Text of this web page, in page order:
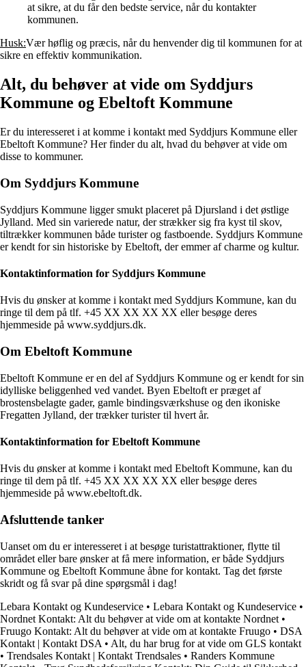
at sikre, at du får den bedste service, når du kontakter
kommunen.
Husk:Vær høflig og præcis, når du henvender dig til kommunen for at
sikre en effektiv kommunikation.
Alt, du behøver at vide om Syddjurs
Kommune og Ebeltoft Kommune
Er du interesseret i at komme i kontakt med Syddjurs Kommune eller
Ebeltoft Kommune? Her finder du alt, hvad du behøver at vide om
disse to kommuner.
Om Syddjurs Kommune
Syddjurs Kommune ligger smukt placeret på Djursland i det østlige
Jylland. Med sin varierede natur, der strækker sig fra kyst til skov,
tiltrækker kommunen både turister og fastboende. Syddjurs Kommune
er kendt for sin historiske by Ebeltoft, der emmer af charme og kultur.
Kontaktinformation for Syddjurs Kommune
Hvis du ønsker at komme i kontakt med Syddjurs Kommune, kan du
ringe til dem på tlf. +45 XX XX XX XX eller besøge deres
hjemmeside på www.syddjurs.dk.
Om Ebeltoft Kommune
Ebeltoft Kommune er en del af Syddjurs Kommune og er kendt for sin
idylliske beliggenhed ved vandet. Byen Ebeltoft er præget af
brostensbelagte gader, gamle bindingsværkshuse og den ikoniske
Fregatten Jylland, der trækker turister til hvert år.
Kontaktinformation for Ebeltoft Kommune
Hvis du ønsker at komme i kontakt med Ebeltoft Kommune, kan du
ringe til dem på tlf. +45 XX XX XX XX eller besøge deres
hjemmeside på www.ebeltoft.dk.
Afsluttende tanker
Uanset om du er interesseret i at besøge turistattraktioner, flytte til
området eller bare ønsker at få mere information, er både Syddjurs
Kommune og Ebeltoft Kommune åbne for kontakt. Tag det første
skridt og få svar på dine spørgsmål i dag!
Lebara Kontakt og Kundeservice • Lebara Kontakt og Kundeservice •
Nordnet Kontakt: Alt du behøver at vide om at kontakte Nordnet •
Fruugo Kontakt: Alt du behøver at vide om at kontakte Fruugo • DSA
Kontakt | Kontakt DSA • Alt, du har brug for at vide om GLS kontakt
• Trendsales Kontakt | Kontakt Trendsales • Randers Kommune